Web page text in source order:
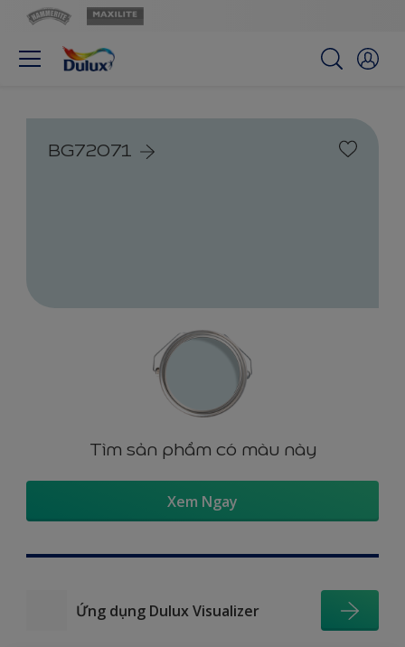
BG72071
Tìm sản phẩm có màu này
Xem Ngay
Ứng dụng Dulux Visualizer